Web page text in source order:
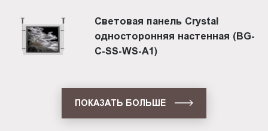
Световая панель Crystal
односторонняя настенная (BG-
C-SS-WS-A1)
ПОКАЗАТЬ БОЛЬШЕ